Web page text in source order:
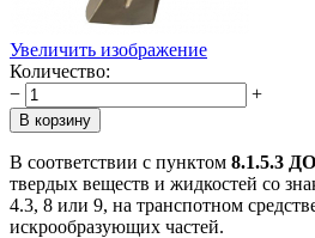
Увеличить изображение
Количество:
−
+
В соответствии с пунктом 8.1.5.3
твердых веществ и жидкостей со
4.3, 8 или 9, на транспотном
искрообразующих частей.